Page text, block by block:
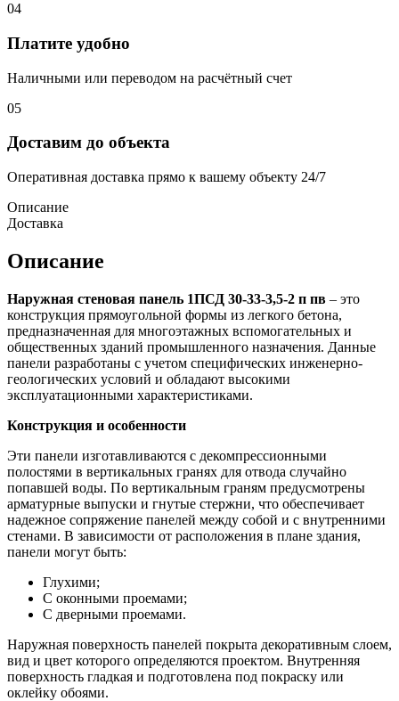
04
Платите удобно
Наличными или переводом на расчётный счет
05
Доставим до объекта
Оперативная доставка прямо к вашему объекту 24/7
Описание
Доставка
Описание
Наружная стеновая панель 1ПСД 30-33-3,5-2 п пв – это
конструкция прямоугольной формы из легкого бетона,
предназначенная для многоэтажных вспомогательных и
общественных зданий промышленного назначения. Данные
панели разработаны с учетом специфических инженерно-
геологических условий и обладают высокими
эксплуатационными характеристиками.
Конструкция и особенности
Эти панели изготавливаются с декомпрессионными
полостями в вертикальных гранях для отвода случайно
попавшей воды. По вертикальным граням предусмотрены
арматурные выпуски и гнутые стержни, что обеспечивает
надежное сопряжение панелей между собой и с внутренними
стенами. В зависимости от расположения в плане здания,
панели могут быть:
Глухими;
С оконными проемами;
С дверными проемами.
Наружная поверхность панелей покрыта декоративным слоем,
вид и цвет которого определяются проектом. Внутренняя
поверхность гладкая и подготовлена под покраску или
оклейку обоями.